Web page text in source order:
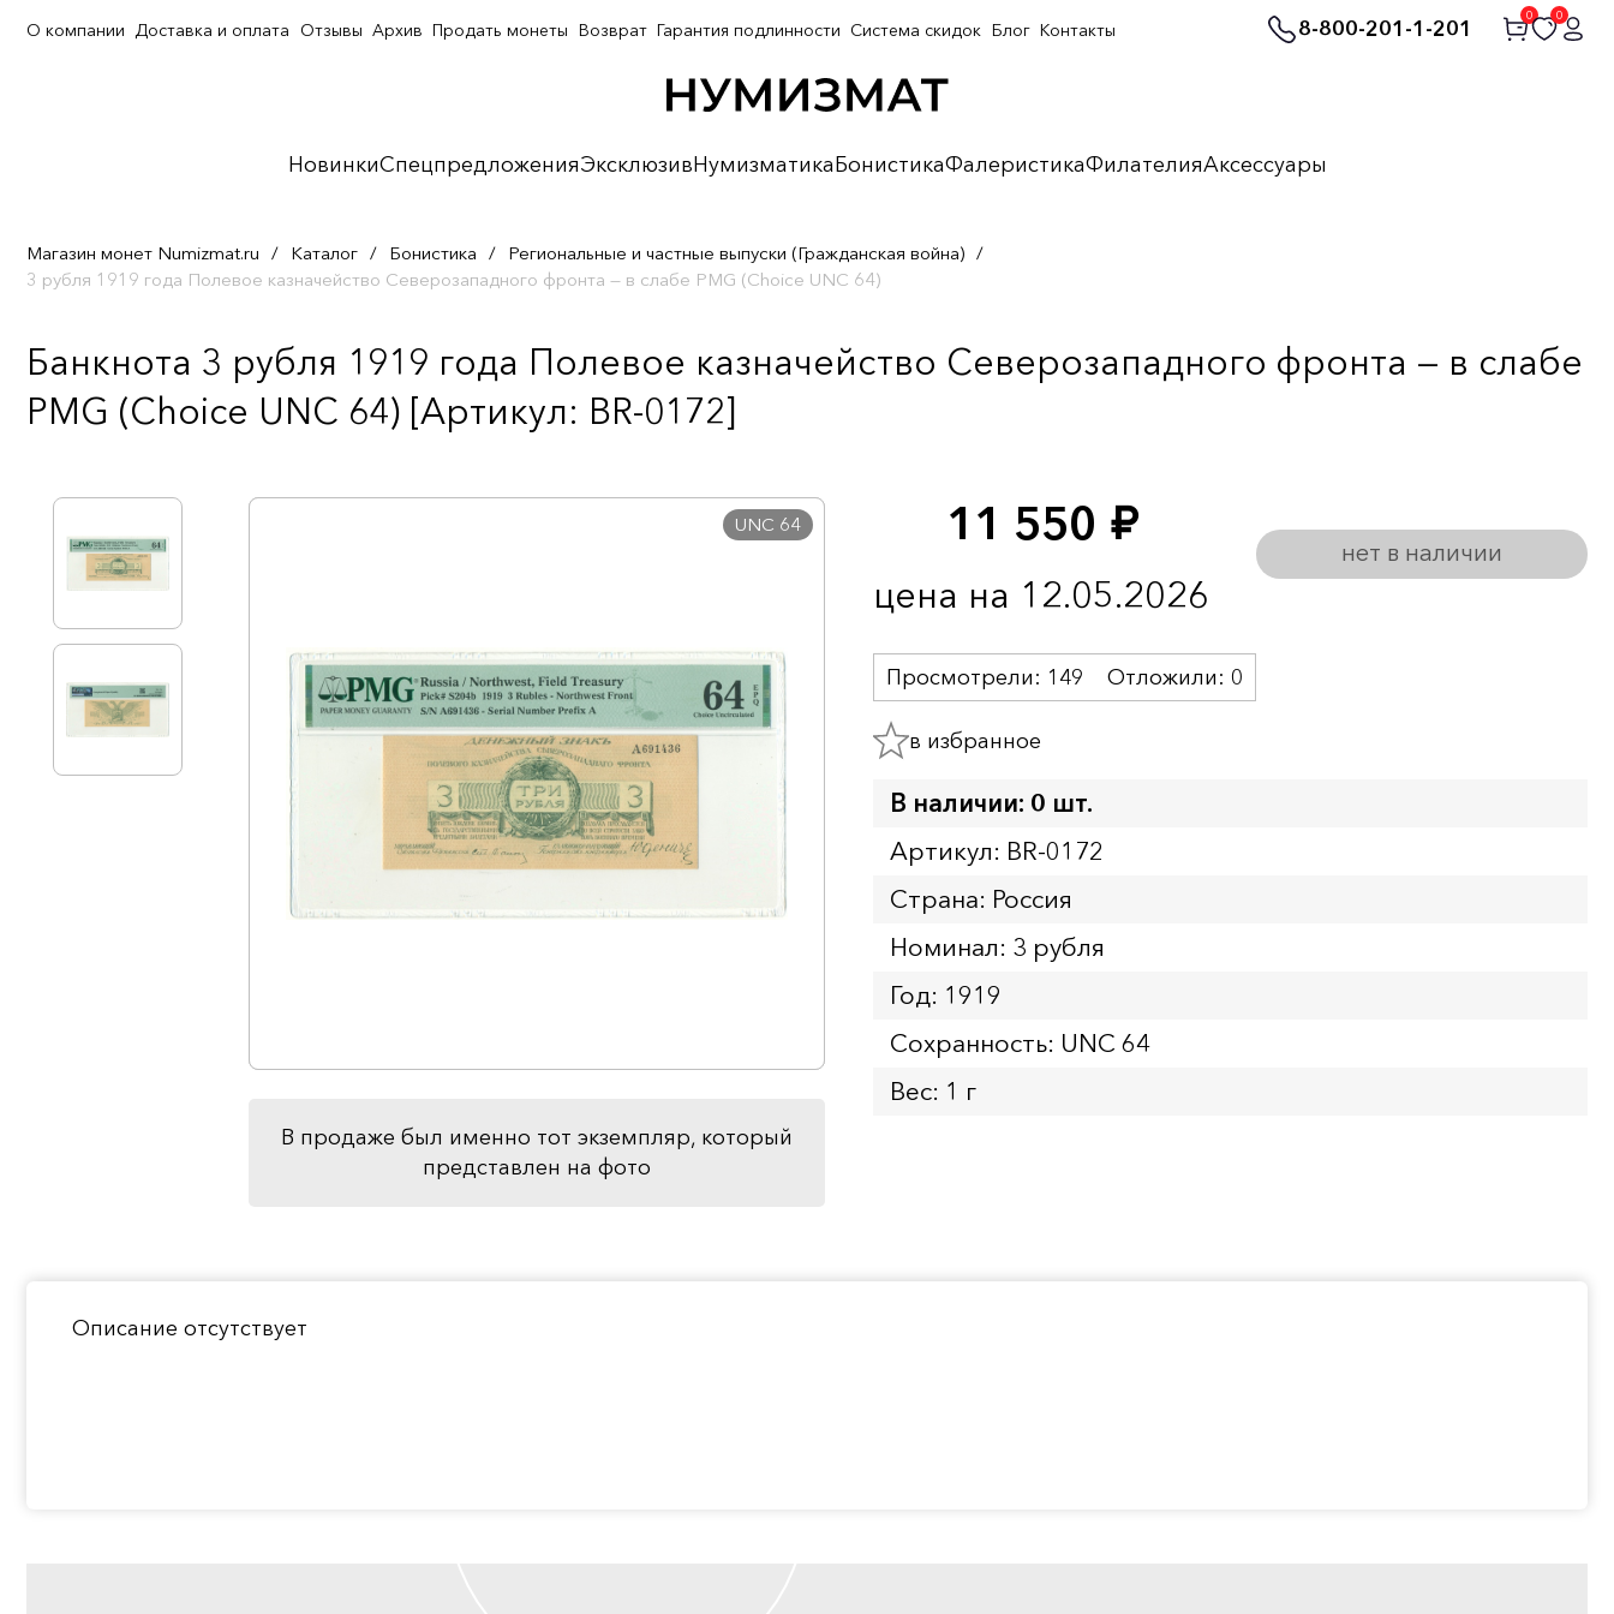
8-800-201-1-201
0 0
НовинкиСпецпредложенияЭксклюзивНумизматикаБонистикаФалеристикаФилателияАксессуары
О компании Доставка и оплата Отзывы Архив Продать монеты Возврат Гарантия подлинности Система скидок Блог Контакты
Магазин монет Numizmat.ru / Каталог / Бонистика / Региональные и частные выпуски (Гражданская война) /
3 рубля 1919 года Полевое казначейство Северозападного фронта — в слабе PMG (Choice UNC 64)
Банкнота 3 рубля 1919 года Полевое казначейство Северозападного фронта — в слабе
PMG (Choice UNC 64) [Артикул: BR-0172]
UNC 64
В продаже был именно тот экземпляр, который
представлен на фото
11 550 руб.
цена на 12.05.2026
нет в наличии
Просмотрели: 149 Отложили: 0
в избранное
В наличии: 0 шт.
Артикул: BR-0172
Страна: Россия
Номинал: 3 рубля
Год: 1919
Сохранность: UNC 64
Вес: 1 г
Описание отсутствует